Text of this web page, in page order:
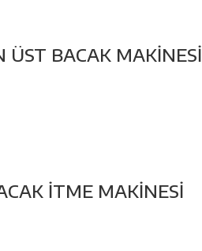
ÜST BACAK MAKİNESİ
İTME MAKİNESİ